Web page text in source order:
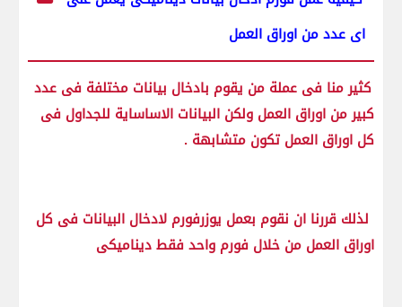
اى عدد من اوراق العمل
كثير منا فى عملة من يقوم بادخال بيانات مختلفة فى عدد
كبير من اوراق العمل ولكن البيانات الاساساية للجداول فى
كل اوراق العمل تكون متشابهة .
لذلك قررنا ان نقوم بعمل يوزرفورم لادخال البيانات فى كل
اوراق العمل من خلال فورم واحد فقط ديناميكى